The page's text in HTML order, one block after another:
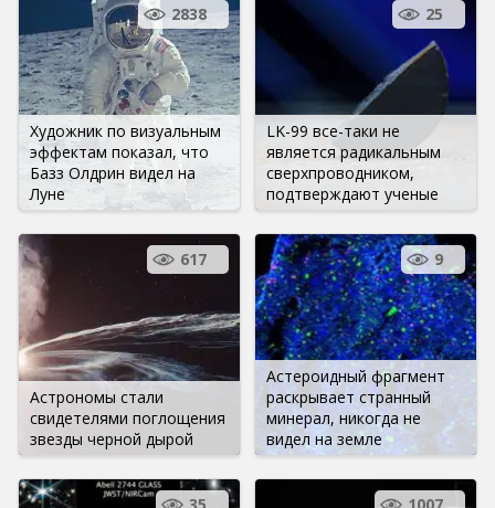
Художник по визуальным
эффектам показал, что
Базз Олдрин видел на
Луне
2838
LK-99 все-таки не
является радикальным
сверхпроводником,
подтверждают ученые
25
Астрономы стали
свидетелями поглощения
звезды черной дырой
617
Астероидный фрагмент
раскрывает странный
минерал, никогда не
видел на земле
9